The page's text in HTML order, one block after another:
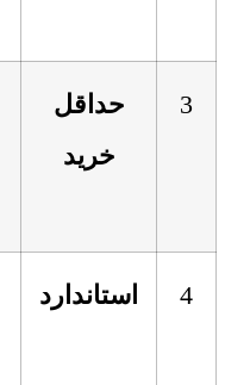
3
حداقل
خرید
4 استاندارد